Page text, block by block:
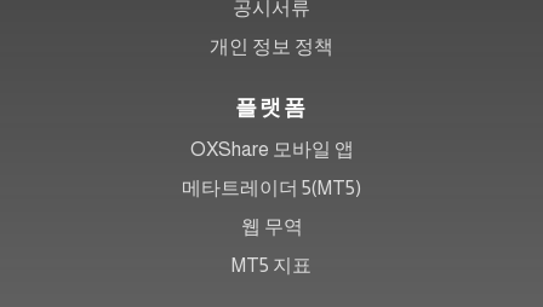
공시서류
개인 정보 정책
플랫폼
OXShare 모바일 앱
메타트레이더 5(MT5)
웹 무역
MT5 지표